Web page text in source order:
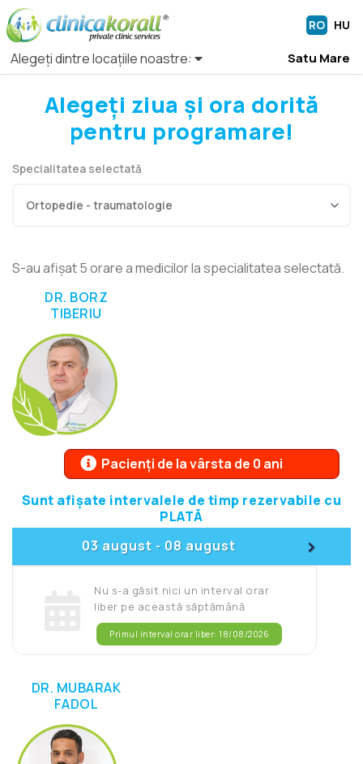
Satu Mare
Alegeți dintre locațiile noastre:
RO HU
Alegeți ziua și ora dorită
pentru programare!
Specialitatea selectată
S-au afișat 5 orare a medicilor la specialitatea selectată.
DR. BORZ
TIBERIU
Pacienți de la vârsta de 0 ani
Sunt afișate intervalele de timp rezervabile cu
PLATĂ
03 august- 08 august >
Nu s-a găsit nici un interval orar
liber pe această săptămână
Primul interval orar liber: 18/08/2026
DR. MUBARAK
FADOL